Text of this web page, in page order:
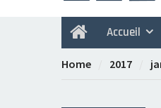
HomeAccueil
Home 2017